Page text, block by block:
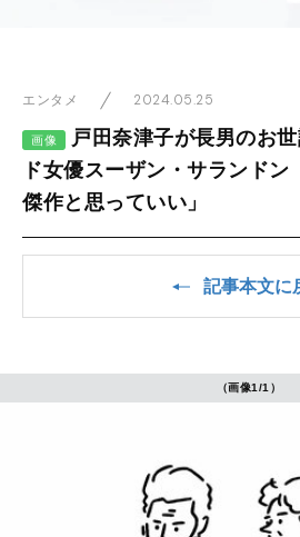
エンタメ 2024.05.25
画像
戸田奈津子が長男のお
ド女優スーザン・サランド
傑作と思っていい」
記事本文に
（画像1/1）